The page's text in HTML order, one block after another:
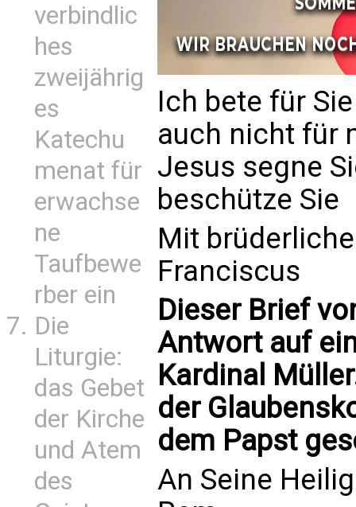
verbindlic
hes
zweijährig
es
Katechu
menat für
erwachse
ne
Taufbewe
rber ein
Die
Liturgie:
das Gebet
der Kirche
und Atem
des
Ich bete für
auch nicht für
Jesus segne
beschütze Sie
Mit
Franciscus
Dieser Brief
Antwort auf
Kardinal
der
dem Papst
An Seine